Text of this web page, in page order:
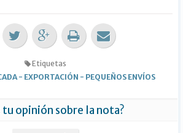
Etiquetas
- EXPORTACIÓN - PEQUEÑOS ENVÍOS
tu opinión sobre la nota?